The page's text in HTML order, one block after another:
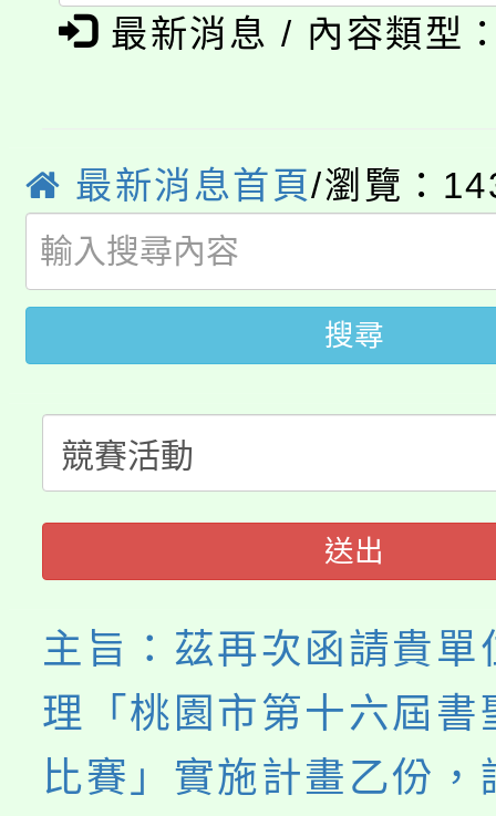
《TA101》溝通分析基
系所師生報名參加。
淨零綠生活教案入校路
學籍身 分審查程序及
版
淨零綠領人才培育課程
公告本校115學年度第
代理(課)教師甄選結果(
「2026金融保險知識
車」活動
桃園市115學年度學生
生本土語及新住民語歌
公告本校115學年度第
代理(課)教師甄選結果(
公告本校115學年度第
代理(課)教師甄選結果(
轉知中國文化大學推廣
《TA101》溝通分析基
程，歡迎學生輔導中心
心理、諮商輔導、社會
系所師生報名參加。
最新消息 / 內容類型
最新消息首頁/瀏覽：
搜尋
送出
主旨：茲再次函請貴單
理「桃園市第十六屆書
比賽」實施計畫乙份，